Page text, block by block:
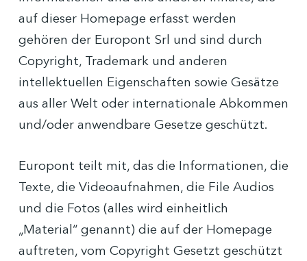
auf dieser Homepage erfasst werden
gehören der Europont Srl und sind durch
Copyright, Trademark und anderen
intellektuellen Eigenschaften sowie Gesätze
aus aller Welt oder internationale Abkommen
und/oder anwendbare Gesetze geschützt.
Europont teilt mit, das die Informationen, die
Texte, die Videoaufnahmen, die File Audios
und die Fotos (alles wird einheitlich
„Material“ genannt) die auf der Homepage
auftreten, vom Copyright Gesetzt geschützt